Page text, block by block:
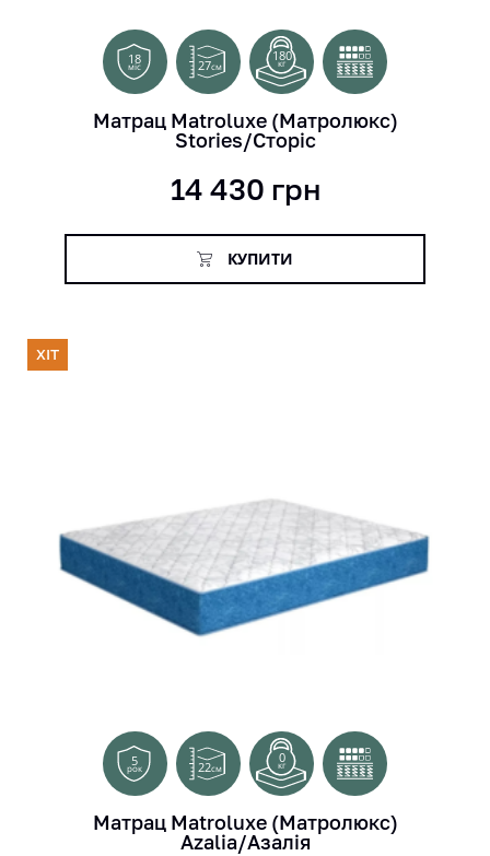
18
міс 27см
180
кг
Матрац Matroluxe (Матролюкс)
Stories/Сторіс
14 430 грн
КУПИТИ
ХІТ
5
рок 22см
0
кг
Матрац Matroluxe (Матролюкс)
Azalia/Азалія